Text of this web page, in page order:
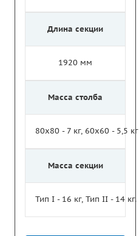
Длина секции
1920 мм
Масса столба
80х80 - 7 кг, 60х60 - 5,5 кг
Масса секции
Тип I - 16 кг, Тип II - 14 кг.